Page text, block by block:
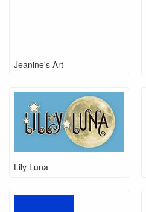
Jeanine's Art
Lily Luna